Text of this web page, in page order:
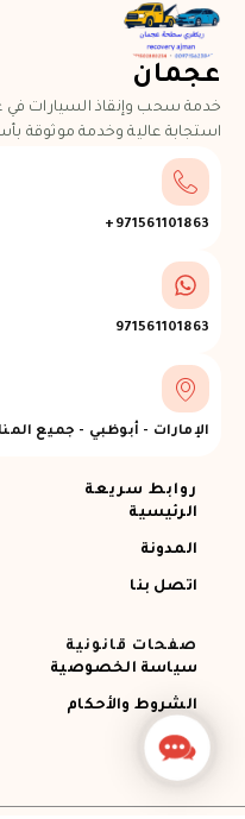
عجمان
خدمة سحب وإنقاذ السيارات في
استجابة عالية وخدمة موثوقة
971561101863+
971561101863
الإمارات - أبوظبي - جميع
روابط سريعة
الرئيسية
المدونة
اتصل بنا
صفحات قانونية
سياسة الخصوصية
الشروط والأحكام
Contact
Us